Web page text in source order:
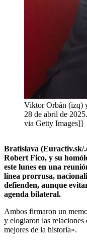
Viktor Orbán (izq)
28 de abril de
via Getty Images]]
Bratislava (Euractiv.sk/
Robert Fico, y su
este lunes en una
línea prorrusa,
defienden, aunque
agenda bilateral.
Ambos firmaron un
y elogiaron las relaciones
mejores de la historia».